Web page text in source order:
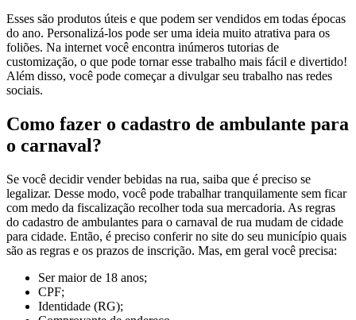
Esses são produtos úteis e que podem ser vendidos em todas épocas
do ano. Personalizá-los pode ser uma ideia muito atrativa para os
foliões. Na internet você encontra inúmeros tutorias de
customização, o que pode tornar esse trabalho mais fácil e divertido!
Além disso, você pode começar a divulgar seu trabalho nas redes
sociais.
Como fazer o cadastro de ambulante para
o carnaval?
Se você decidir vender bebidas na rua, saiba que é preciso se
legalizar. Desse modo, você pode trabalhar tranquilamente sem ficar
com medo da fiscalização recolher toda sua mercadoria. As regras
do cadastro de ambulantes para o carnaval de rua mudam de cidade
para cidade. Então, é preciso conferir no site do seu município quais
são as regras e os prazos de inscrição. Mas, em geral você precisa:
Ser maior de 18 anos;
CPF;
Identidade (RG);